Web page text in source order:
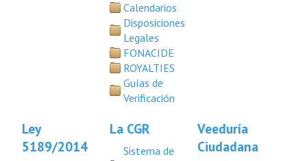
Calendarios
Disposiciones
Legales
FONACIDE
ROYALTIES
Guías de
Verificación
Ley
5189/2014
La CGR
Sistema de
Veeduría
Ciudadana